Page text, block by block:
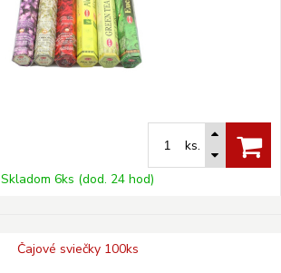
ks.
Skladom 6ks (dod. 24 hod)
Čajové sviečky 100ks